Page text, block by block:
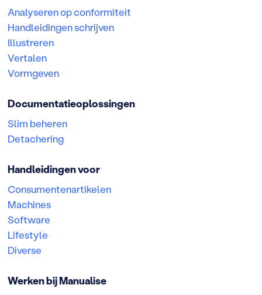
Analyseren op conformiteit
Handleidingen schrijven
Illustreren
Vertalen
Vormgeven
Documentatieoplossingen
Slim beheren
Detachering
Handleidingen voor
Consumentenartikelen
Machines
Software
Lifestyle
Diverse
Werken bij Manualise